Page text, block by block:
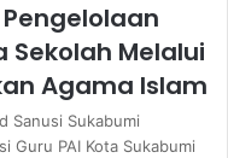
Pengelolaan
Sekolah Melalui
Agama Islam
Sanusi Sukabumi
Guru PAI Kota Sukabumi